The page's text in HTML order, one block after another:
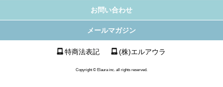
お問い合わせ
メールマガジン
特商法表記 (株)エルアウラ
Copyright © Elaura inc. all rights reserved.